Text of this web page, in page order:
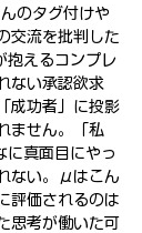
のタグ付けや
交流を批判した
抱えるコンプレ
ない承認欲求
成功者」に投影
ません。「私
に真面目にやっ
ない。μはこん
評価されるのは
思考が働いた可